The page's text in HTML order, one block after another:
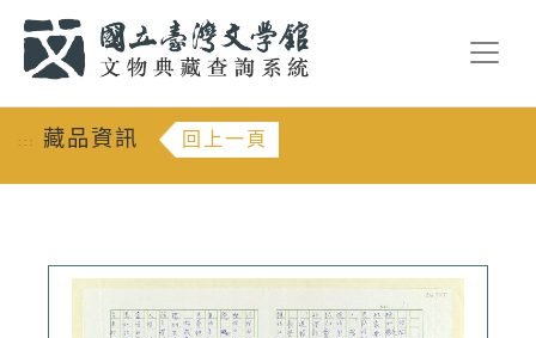
::: 藏品資訊 回上一頁